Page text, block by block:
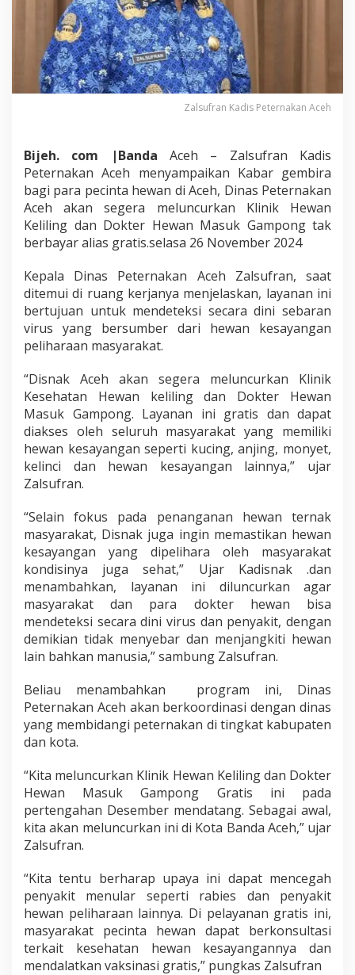
a
m
p
o
n
g
G
i
s
Zalsufran Kadis Peternakan Aceh
Bijeh. com |Banda Aceh – Zalsufran Kadis
Peternakan Aceh menyampaikan Kabar gembira
bagi para pecinta hewan di Aceh, Dinas Peternakan
Aceh akan segera meluncurkan Klinik Hewan
Keliling dan Dokter Hewan Masuk Gampong tak
berbayar alias gratis.selasa 26 November 2024
Kepala Dinas Peternakan Aceh Zalsufran, saat
ditemui di ruang kerjanya menjelaskan, layanan ini
bertujuan untuk mendeteksi secara dini sebaran
virus yang bersumber dari hewan kesayangan
peliharaan masyarakat.
“Disnak Aceh akan segera meluncurkan Klinik
Kesehatan Hewan keliling dan Dokter Hewan
Masuk Gampong. Layanan ini gratis dan dapat
diakses oleh seluruh masyarakat yang memiliki
hewan kesayangan seperti kucing, anjing, monyet,
kelinci dan hewan kesayangan lainnya,” ujar
Zalsufran.
“Selain fokus pada penanganan hewan ternak
masyarakat, Disnak juga ingin memastikan hewan
kesayangan yang dipelihara oleh masyarakat
kondisinya juga sehat,” Ujar Kadisnak .dan
menambahkan, layanan ini diluncurkan agar
masyarakat dan para dokter hewan bisa
mendeteksi secara dini virus dan penyakit, dengan
demikian tidak menyebar dan menjangkiti hewan
lain bahkan manusia,” sambung Zalsufran.
Beliau menambahkan program ini, Dinas
Peternakan Aceh akan berkoordinasi dengan dinas
yang membidangi peternakan di tingkat kabupaten
dan kota.
“Kita meluncurkan Klinik Hewan Keliling dan Dokter
Hewan Masuk Gampong Gratis ini pada
pertengahan Desember mendatang. Sebagai awal,
kita akan meluncurkan ini di Kota Banda Aceh,” ujar
Zalsufran.
“Kita tentu berharap upaya ini dapat mencegah
penyakit menular seperti rabies dan penyakit
hewan peliharaan lainnya. Di pelayanan gratis ini,
masyarakat pecinta hewan dapat berkonsultasi
terkait kesehatan hewan kesayangannya dan
mendalatkan vaksinasi gratis,” pungkas Zalsufran